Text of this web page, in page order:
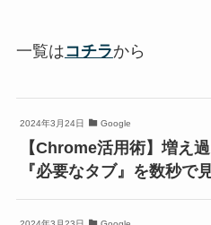
一覧はコチラから
2024年3月24日 Google
【Chrome活用術】増え
『必要なタブ』を数秒で